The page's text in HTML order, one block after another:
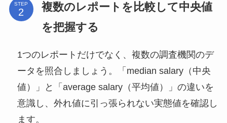
STEP
複数のレポートを比較して中央値
を把握する
1つのレポートだけでなく、複数の調査機関のデ
ータを照合しましょう。「median salary（中央
値）」と「average salary（平均値）」の違いを
意識し、外れ値に引っ張られない実態値を確認し
ます。